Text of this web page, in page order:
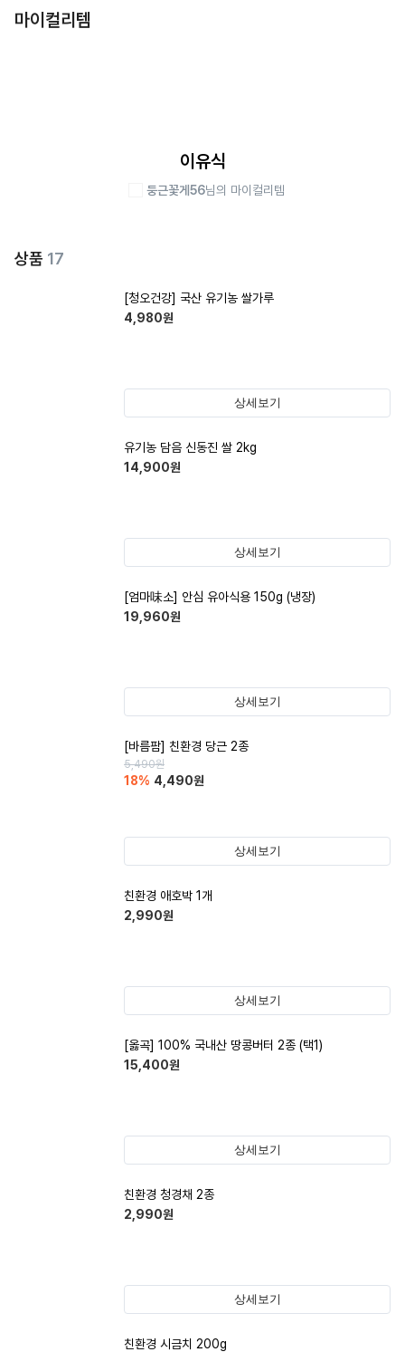
마이컬리템
이유식
둥근꽃게56님의 마이컬리템
상품 17
[청오건강] 국산 유기농 쌀가루
4,980원
상세보기
유기농 담음 신동진 쌀 2kg
14,900원
상세보기
[엄마味소] 안심 유아식용 150g (냉장)
19,960원
상세보기
[바름팜] 친환경 당근 2종
5,490원
18% 4,490원
상세보기
친환경 애호박 1개
2,990원
상세보기
[옳곡] 100% 국내산 땅콩버터 2종 (택1)
15,400원
상세보기
친환경 청경채 2종
2,990원
상세보기
친환경 시금치 200g